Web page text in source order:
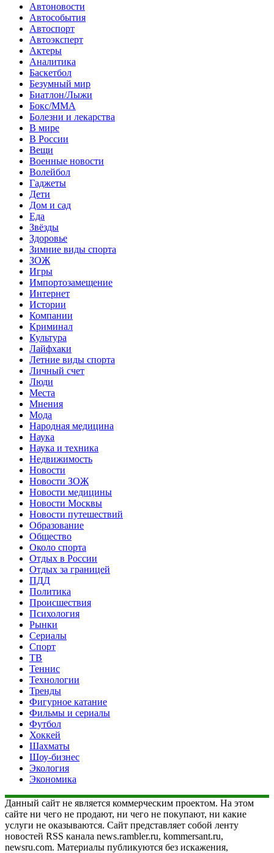
Автоновости
Автособытия
Автоспорт
Автоэксперт
Актеры
Аналитика
Баскетбол
Безумный мир
Биатлон/Лыжи
Бокс/MMA
Болезни и лекарства
В мире
В России
Вещи
Военные новости
Волейбол
Гаджеты
Дети
Дом и сад
Еда
Звёзды
Здоровье
Зимние виды спорта
ЗОЖ
Игры
Импортозамещение
Интернет
Истории
Компании
Криминал
Культура
Лайфхаки
Летние виды спорта
Личный счет
Люди
Места
Мнения
Мода
Народная медицина
Наука
Наука и техника
Недвижимость
Новости
Новости ЗОЖ
Новости медицины
Новости Москвы
Новости путешествий
Образование
Общество
Около спорта
Отдых в России
Отдых за границей
ПДД
Политика
Происшествия
Психология
Рынки
Сериалы
Спорт
ТВ
Теннис
Технологии
Тренды
Фигурное катание
Фильмы и сериалы
Футбол
Хоккей
Шахматы
Шоу-бизнес
Экология
Экономика
Данный сайт не является коммерческим проектом. На этом
сайте ни чего не продают, ни чего не покупают, ни какие
услуги не оказываются. Сайт представляет собой ленту
новостей RSS канала news.rambler.ru, kommersant.ru,
newsru.com. Материалы публикуются без искажения,